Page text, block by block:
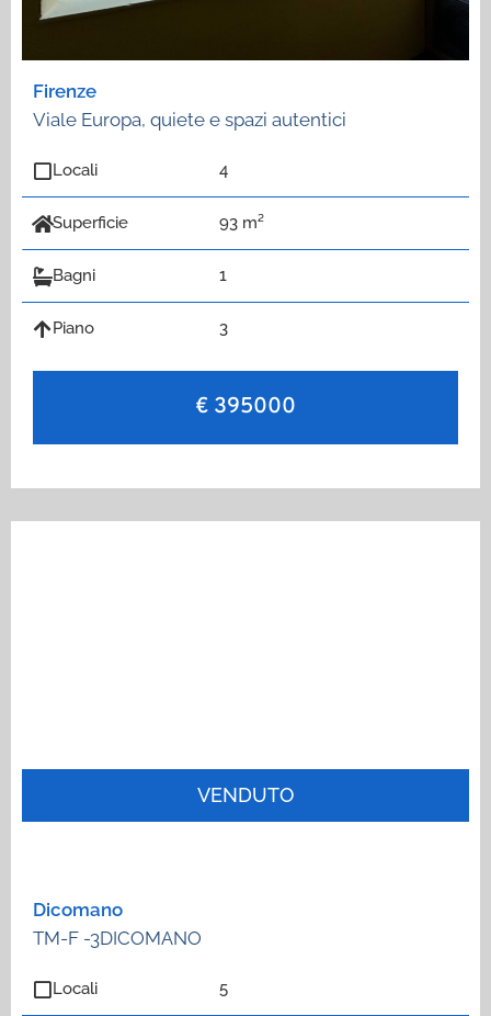
Firenze
Viale Europa, quiete e spazi autentici
Locali 4
Superficie 93 m²
Bagni 1
Piano 3
€ 395000
VENDUTO
Dicomano
TM-F -3DICOMANO
Locali 5